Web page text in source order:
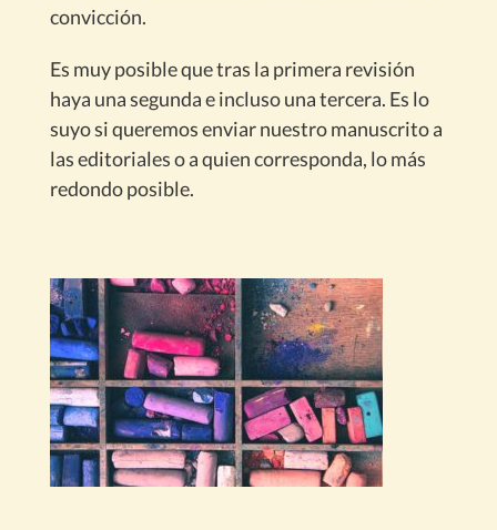
convicción.
Es muy posible que tras la primera revisión
haya una segunda e incluso una tercera. Es lo
suyo si queremos enviar nuestro manuscrito a
las editoriales o a quien corresponda, lo más
redondo posible.